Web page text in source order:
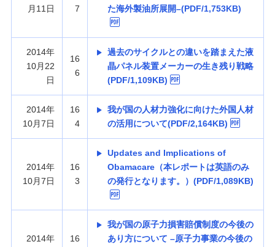
月11日
7
た海外製油所展開–(PDF/1,753KB)
2014年
10月22
日
16
6
過去のサイクルとの違いを踏まえた液
晶パネル装置メーカーの生き残り戦略
(PDF/1,109KB)
2014年
10月7日
16
4
我が国の人材力強化に向けた外国人材
の活用について(PDF/2,164KB)
2014年
10月7日
16
3
Updates and Implications of
Obamacare（本レポートは英語のみ
の発行となります。）(PDF/1,089KB)
2014年
16
我が国の原子力損害賠償制度の今後の
あり方について –原子力事業の今後の